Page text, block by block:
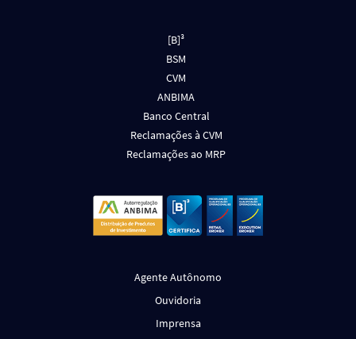
[B]³
BSM
CVM
ANBIMA
Banco Central
Reclamações à CVM
Reclamações ao MRP
Agente Autônomo
Ouvidoria
Imprensa